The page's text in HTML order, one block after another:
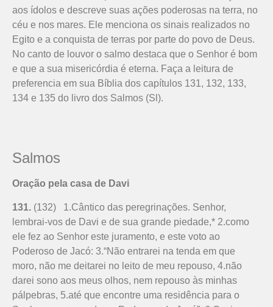
aos ídolos e descreve suas ações poderosas na terra, no
céu e nos mares. Ele menciona os sinais realizados no
Egito e a conquista de terras por parte do povo de Deus.
No canto de louvor o salmo destaca que o Senhor é bom
e que a sua misericórdia é eterna. Faça a leitura de
preferencia em sua Bíblia dos capítulos 131, 132, 133,
134 e 135 do livro dos Salmos (Sl).
Salmos
Oração pela casa de Davi
131. (132) 1.Cântico das peregrinações. Senhor,
lembrai-vos de Davi e de sua grande piedade,* 2.como
ele fez ao Senhor este juramento, e este voto ao
Poderoso de Jacó: 3.“Não entrarei na tenda em que
moro, não me deitarei no leito de meu repouso, 4.não
darei sono aos meus olhos, nem repouso às minhas
pálpebras, 5.até que encontre uma residência para o